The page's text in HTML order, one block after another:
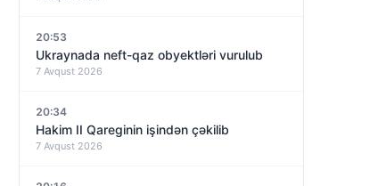
20:53
Ukraynada neft-qaz obyektləri vurulub
7 Avqust 2026
20:34
Hakim II Qareginin işindən çəkilib
7 Avqust 2026